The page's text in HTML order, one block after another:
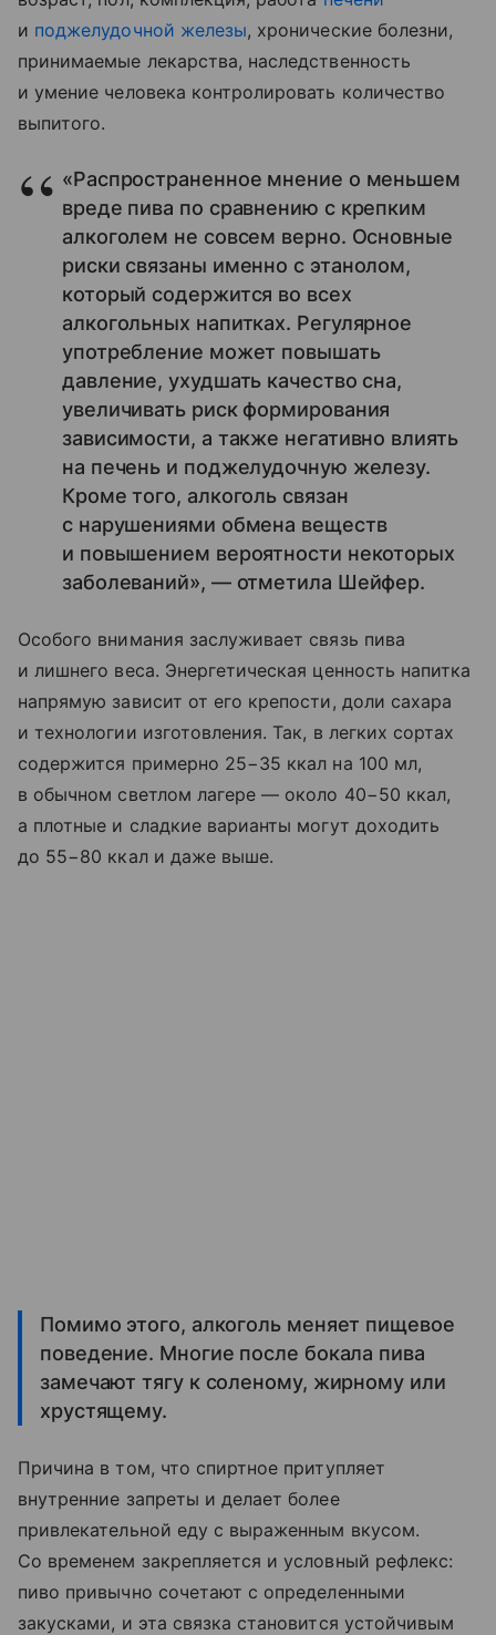
и поджелудочной железы, хронические болезни,
принимаемые лекарства, наследственность
и умение человека контролировать количество
выпитого.
«Распространенное мнение о меньшем
вреде пива по сравнению с крепким
алкоголем не совсем верно. Основные
риски связаны именно с этанолом,
который содержится во всех
алкогольных напитках. Регулярное
употребление может повышать
давление, ухудшать качество сна,
увеличивать риск формирования
зависимости, а также негативно влиять
на печень и поджелудочную железу.
Кроме того, алкоголь связан
с нарушениями обмена веществ
и повышением вероятности некоторых
заболеваний», — отметила Шейфер.
Особого внимания заслуживает связь пива
и лишнего веса. Энергетическая ценность напитка
напрямую зависит от его крепости, доли сахара
и технологии изготовления. Так, в легких сортах
содержится примерно 25−35 ккал на 100 мл,
в обычном светлом лагере — около 40−50 ккал,
а плотные и сладкие варианты могут доходить
до 55−80 ккал и даже выше.
Помимо этого, алкоголь меняет пищевое
поведение. Многие после бокала пива
замечают тягу к соленому, жирному или
хрустящему.
Причина в том, что спиртное притупляет
внутренние запреты и делает более
привлекательной еду с выраженным вкусом.
Со временем закрепляется и условный рефлекс:
пиво привычно сочетают с определенными
закусками, и эта связка становится устойчивым